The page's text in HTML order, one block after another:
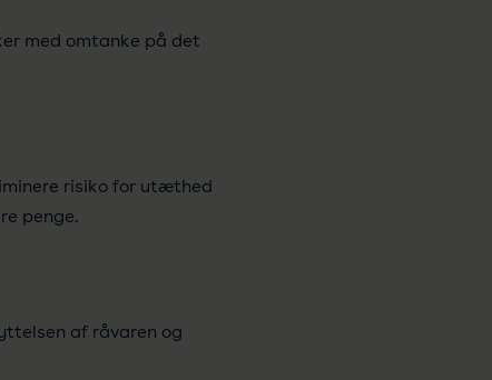
med omtanke på det
risiko for utæthed
penge.
af råvaren og